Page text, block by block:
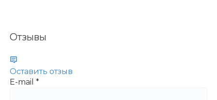
Отзывы
Оставить отзыв
E-mail *